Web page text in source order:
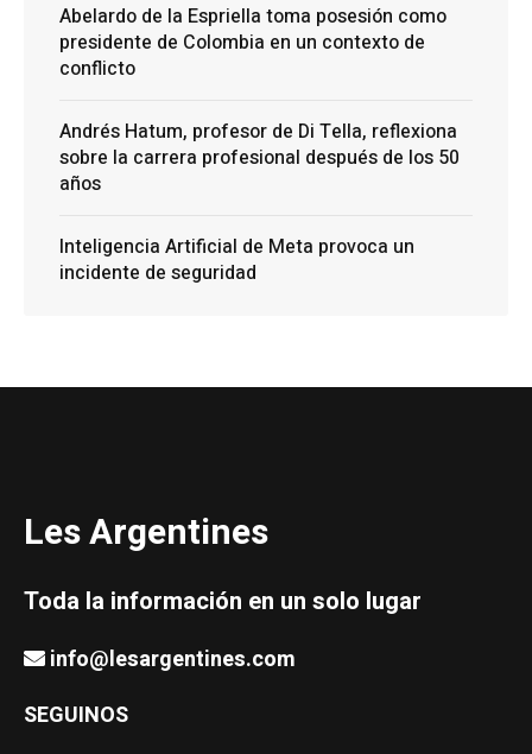
Abelardo de la Espriella toma posesión como
presidente de Colombia en un contexto de
conflicto
Andrés Hatum, profesor de Di Tella, reflexiona
sobre la carrera profesional después de los 50
años
Inteligencia Artificial de Meta provoca un
incidente de seguridad
Les Argentines
Toda la información en un solo lugar
info@lesargentines.com
SEGUINOS